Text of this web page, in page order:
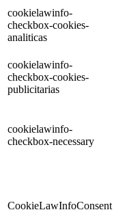
cookielawinfo-
checkbox-cookies-
analiticas
cookielawinfo-
checkbox-cookies-
publicitarias
cookielawinfo-
checkbox-necessary
CookieLawInfoConsent